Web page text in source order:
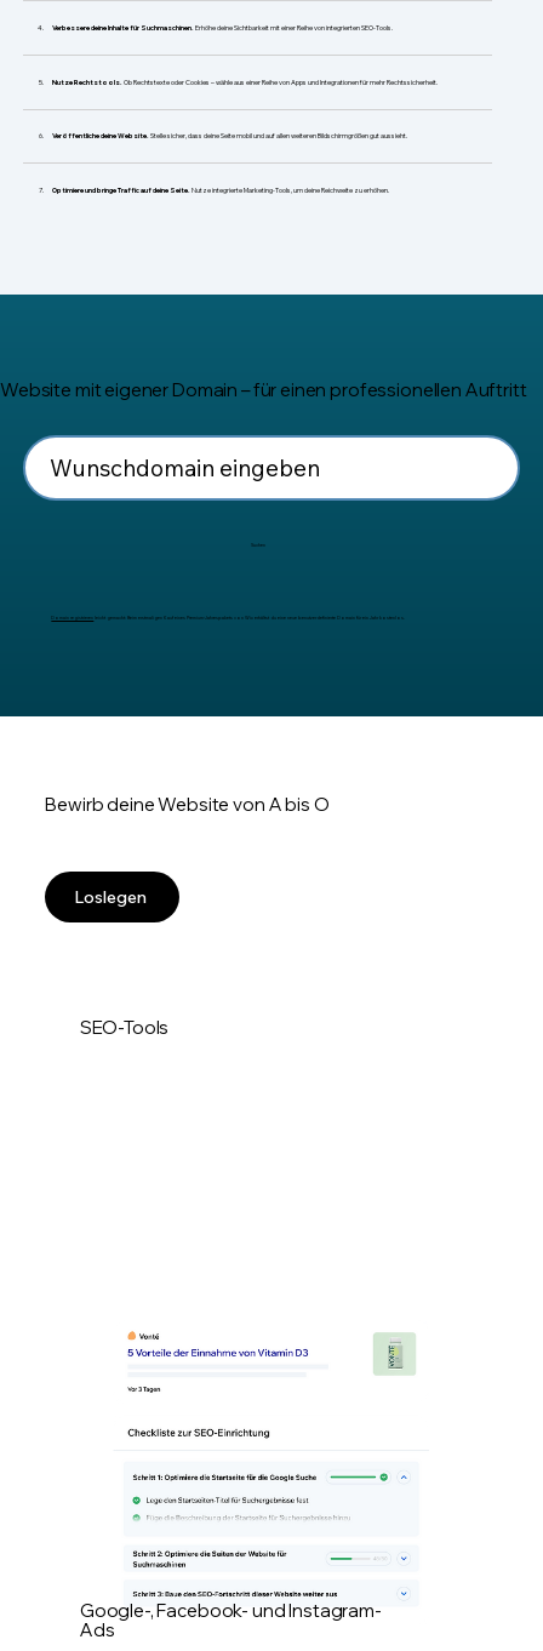
​Verbessere deine Inhalte für Suchmaschinen. Erhöhe deine Sichtbarkeit mit einer Reihe von integrierten SEO-Tools.
Nutze Rechtstools. Ob Rechtstexte oder Cookies – wähle aus einer Reihe von Apps und Integrationen für mehr Rechtssicherheit.
Veröffentliche deine Website. Stelle sicher, dass deine Seite mobil und auf allen weiteren Bildschirmgrößen gut aussieht.
Optimiere und bringe Traffic auf deine Seite. Nutze integrierte Marketing-Tools, um deine Reichweite zu erhöhen.
Website mit eigener Domain – für einen professionellen Auftritt
Suchen
Domain registrieren leicht gemacht: Beim erstmaligen Kauf eines Premium-Jahrespakets von Wix erhältst du eine neue benutzerdefinierte Domain für ein Jahr kostenlos.
Bewirb deine Website von A bis O
Loslegen
SEO-Tools
Google-, Facebook- und Instagram-
Ads